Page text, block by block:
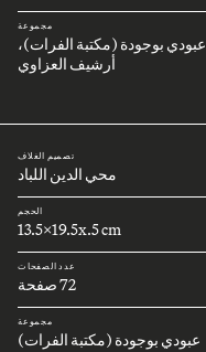
مجموعة
عبودي بوجودة (مكتبة الفرات)،
أرشيف العزاوي
تصميم الغلاف
محي الدين اللباد
الحجم
13.5x19.5x.5 cm
عدد الصفحات
72 صفحة
مجموعة
عبودي بوجودة (مكتبة الفرات)